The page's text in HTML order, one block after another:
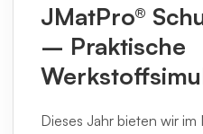
JMatPro®
– Praktische
Dieses Jahr bieten wir